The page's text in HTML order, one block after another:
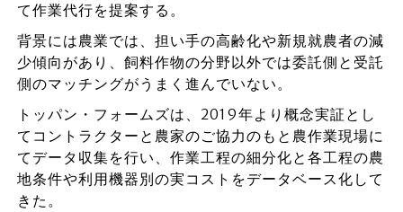
て作業代行を提案する。
背景には農業では、担い手の高齢化や新規就農者の減
少傾向があり、飼料作物の分野以外では委託側と受託
側のマッチングがうまく進んでいない。
トッパン・フォームズは、2019年より概念実証とし
てコントラクターと農家のご協力のもと農作業現場に
てデータ収集を行い、作業工程の細分化と各工程の農
地条件や利用機器別の実コストをデータベース化して
きた。